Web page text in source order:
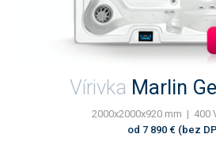
Vírivka Marlin
2000x2000x920 mm | 400
od 7 890 € (bez